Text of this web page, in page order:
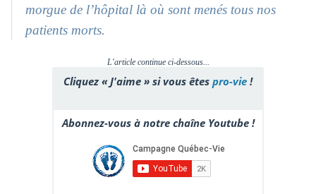
morgue de l’hôpital là où sont menés tous nos
patients morts.
L'article continue ci-dessous...
Cliquez « J'aime » si vous êtes pro-vie !
Abonnez-vous à notre chaîne Youtube !